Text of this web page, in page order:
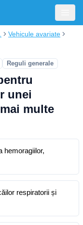
Vehicule avariate
Reguli generale
unei
multe
hemoragiilor,
respiratorii și